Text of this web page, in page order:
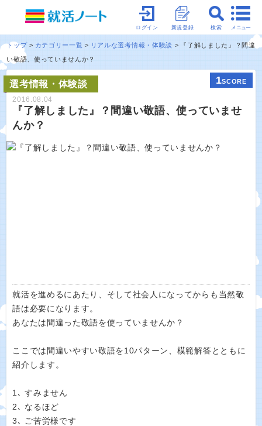
メニュー
検索
新規登録
ログイン
トップ カテゴリー一覧 リアルな選考情報・体験談
『了解しました』？間違
い敬語、使っていませんか？
選考情報・体験談 1SCORE
2016.08.04
『了解しました』？間違い敬語、使っていませ
んか？
就活を進めるにあたり、そして社会人になってからも当然敬
語は必要になります。
あなたは間違った敬語を使っていませんか？
ここでは間違いやすい敬語を10パターン、模範解答とともに
紹介します。
1､ すみません
2､ なるほど
3､ ご苦労様です